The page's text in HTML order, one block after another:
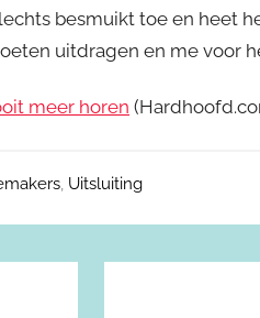
besmuikt toe en heet
uitdragen en me voor
meer horen
, Uitsluiting